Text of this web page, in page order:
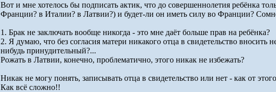
Вот и мне хотелось бы подписать актик, что до совершеннолетия ребёнка
Франции? в Италии? в Латвии?) и будет-ли он иметь силу во Франции?
1. Брак не заключать вообще никогда - это мне даёт больше прав на ребёнка?
2. Я думаю, что без согласия матери никакого отца в свидетельство вносить
нибудь принудительный?...
Рожать в Латвии, конечно, проблематично, этого никак не избежать?
Никак не могу понять, записывать отца в свидетельство или нет - как от
Как всё сложно!!